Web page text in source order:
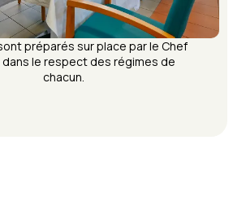
préparés sur place par le Chef
dans le respect des régimes de
chacun.